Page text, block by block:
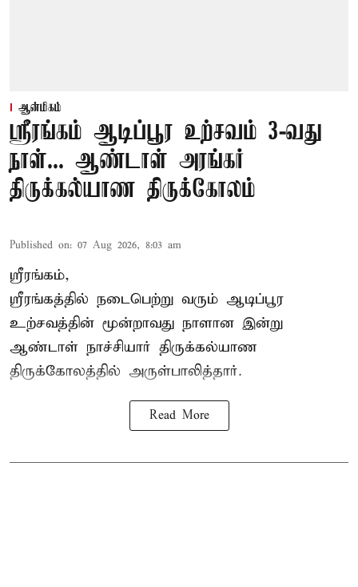
ஆன்மிகம்
ஸ்ரீரங்கம் ஆடிப்பூர உற்சவம் 3-வது
நாள்... ஆண்டாள் அரங்கர்
திருக்கல்யாண திருக்கோலம்
Published on: 07 Aug 2026, 8:03 am
ஸ்ரீரங்கம்,
ஸ்ரீரங்கத்தில் நடைபெற்று வரும் ஆடிப்பூர
உற்சவத்தின் மூன்றாவது நாளான இன்று
ஆண்டாள் நாச்சியார் திருக்கல்யாண
திருக்கோலத்தில் அருள்பாலித்தார்.
Read More